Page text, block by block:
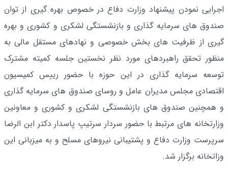
اجرایی نمودن پیشنهاد وزارت دفاع در خصوص بهره گیری از توان
صندوق های سرمایه گذاری و بازنشستگی لشکری و کشوری و بهره
گیری از ظرفیت های بخش خصوصی و نهادهای مستقل مالی به
منظور تحقق راهبردهای مورد نظر نخستین جلسه کمیته مشترک
توسعه سرمایه گذاری در این حوزه با حضور رییس کمیسیون
اقتصادی مجلس مدیران عامل و روسای صندوق های سرمایه گذاری
و همچنین صندوق های بازنشستگی لشکری و کشوری و معاونین
وزارتخانه های مرتبط با حضور سردار سرتیپ پاسدار دکتر ابن الرضا
سرپرست وزارت دفاع و پشتیبانی نیروهای مسلح و به میزبانی این
وزاتخانه برگزار شد.